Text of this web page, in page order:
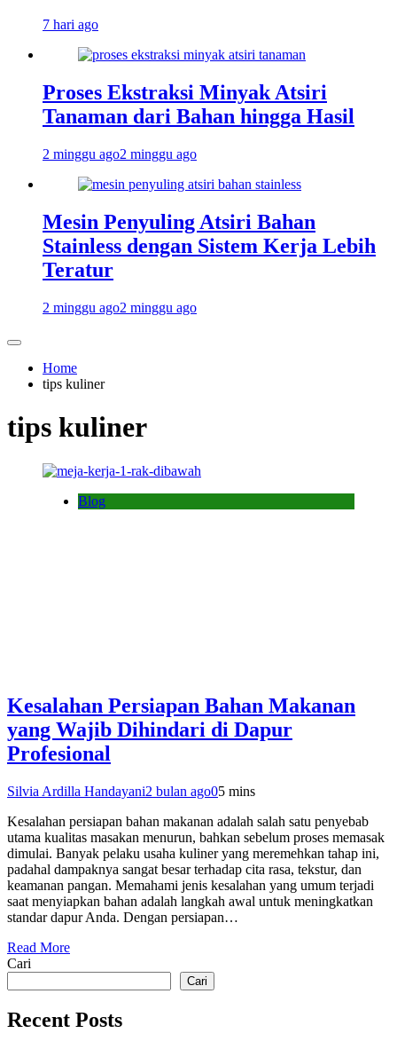
7 hari ago
Proses Ekstraksi Minyak Atsiri
Tanaman dari Bahan hingga Hasil
2 minggu ago2 minggu ago
Mesin Penyuling Atsiri Bahan
Stainless dengan Sistem Kerja Lebih
Teratur
2 minggu ago2 minggu ago
Home
tips kuliner
tips kuliner
Blog
Kesalahan Persiapan Bahan Makanan
yang Wajib Dihindari di Dapur
Profesional
Silvia Ardilla Handayani2 bulan ago05 mins
Kesalahan persiapan bahan makanan adalah salah satu penyebab
utama kualitas masakan menurun, bahkan sebelum proses memasak
dimulai. Banyak pelaku usaha kuliner yang meremehkan tahap ini,
padahal dampaknya sangat besar terhadap cita rasa, tekstur, dan
keamanan pangan. Memahami jenis kesalahan yang umum terjadi
saat menyiapkan bahan adalah langkah awal untuk meningkatkan
standar dapur Anda. Dengan persiapan…
Read More
Cari
Cari
Recent Posts